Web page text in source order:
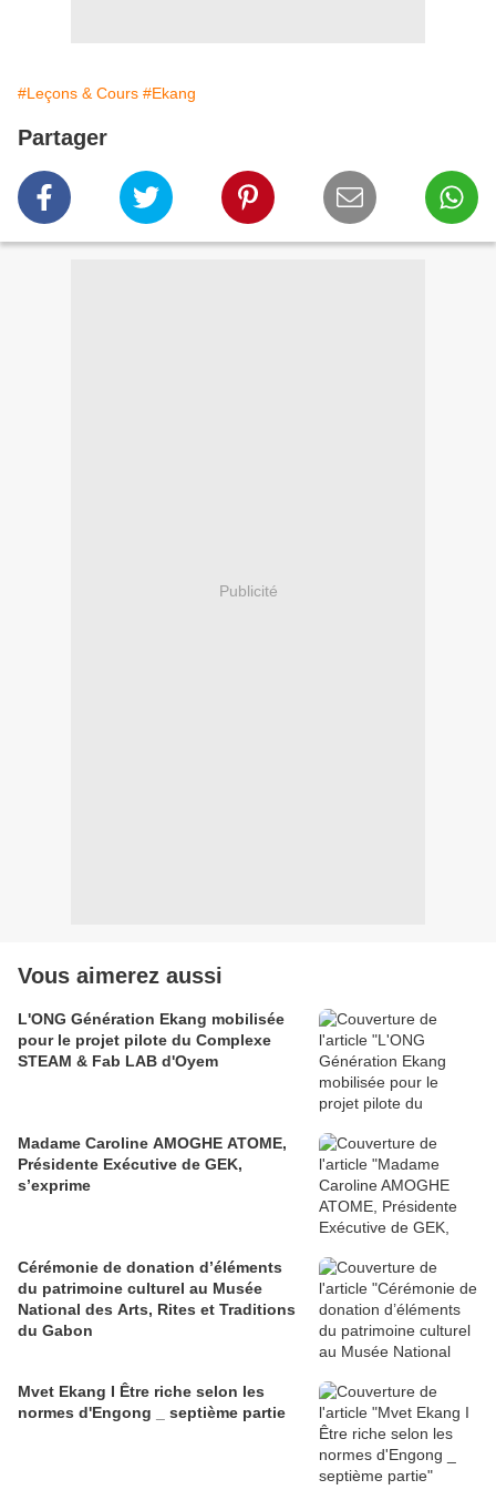
#Leçons & Cours #Ekang
Partager
Publicité
Vous aimerez aussi
L'ONG Génération Ekang mobilisée
pour le projet pilote du Complexe
STEAM & Fab LAB d'Oyem
Madame Caroline AMOGHE ATOME,
Présidente Exécutive de GEK,
s’exprime
Cérémonie de donation d’éléments
du patrimoine culturel au Musée
National des Arts, Rites et Traditions
du Gabon
Mvet Ekang I Être riche selon les
normes d'Engong _ septième partie